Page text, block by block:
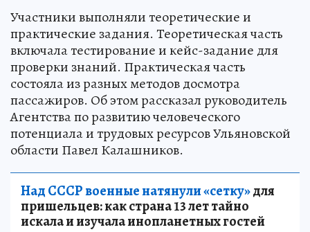
Участники выполняли теоретические и
практические задания. Теоретическая часть
включала тестирование и кейс-задание для
проверки знаний. Практическая часть
состояла из разных методов досмотра
пассажиров. Об этом рассказал руководитель
Агентства по развитию человеческого
потенциала и трудовых ресурсов Ульяновской
области Павел Калашников.
Над СССР военные натянули «сетку»для
пришельцев: как страна 13 лет тайно
искала и изучала инопланетных гостей